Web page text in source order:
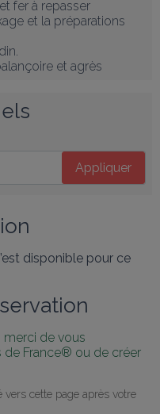
fer à repasser
et la préparations
et agrès
Appliquer
disponible pour ce
merci de vous
France® ou de créer
cette page après votre